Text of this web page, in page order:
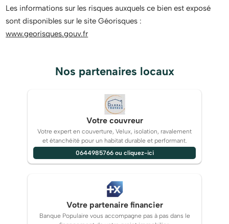
Les informations sur les risques auxquels ce bien est exposé
sont disponibles sur le site Géorisques :
www.georisques.gouv.fr
Nos partenaires locaux
Votre couvreur
Votre expert en couverture, Velux, isolation, ravalement
et étanchéité pour un habitat durable et performant.
0644985766 ou cliquez-ici
Votre partenaire financier
Banque Populaire vous accompagne pas à pas dans le